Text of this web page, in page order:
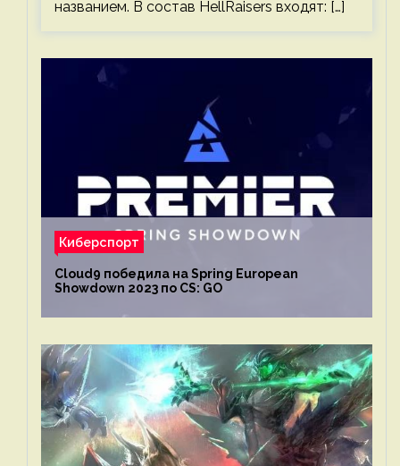
названием. В состав HellRaisers входят: […]
Киберспорт
Cloud9 победила на Spring European
Showdown 2023 по CS: GO